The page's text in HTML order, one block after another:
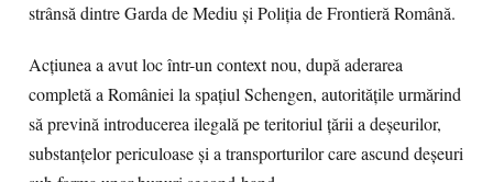
strânsă dintre Garda de Mediu și Poliția de Frontieră Română.
Acțiunea a avut loc într-un context nou, după aderarea
completă a României la spațiul Schengen, autoritățile urmărind
să prevină introducerea ilegală pe teritoriul țării a deșeurilor,
substanțelor periculoase și a transporturilor care ascund deșeuri